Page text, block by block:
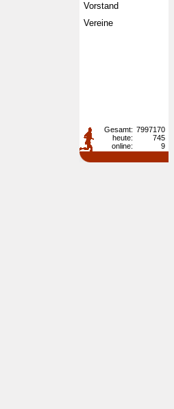
Vorstand
Vereine
Gesamt: 7997170
heute:
745
online:
9